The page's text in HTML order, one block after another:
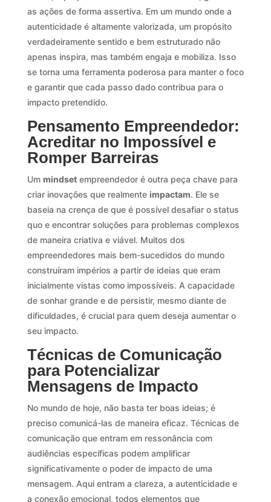
as ações de forma assertiva. Em um mundo onde a
autenticidade é altamente valorizada, um propósito
verdadeiramente sentido e bem estruturado não
apenas inspira, mas também engaja e mobiliza. Isso
se torna uma ferramenta poderosa para manter o foco
e garantir que cada passo dado contribua para o
impacto pretendido.
Pensamento Empreendedor:
Acreditar no Impossível e
Romper Barreiras
Um mindsetempreendedor é outra peça chave para
criar inovações que realmente impactam. Ele se
baseia na crença de que é possível desafiar o status
quo e encontrar soluções para problemas complexos
de maneira criativa e viável. Muitos dos
empreendedores mais bem-sucedidos do mundo
construíram impérios a partir de ideias que eram
inicialmente vistas como impossíveis. A capacidade
de sonhar grande e de persistir, mesmo diante de
dificuldades, é crucial para quem deseja aumentar o
seu impacto.
Técnicas de Comunicação
para Potencializar
Mensagens de Impacto
No mundo de hoje, não basta ter boas ideias; é
preciso comunicá-las de maneira eficaz. Técnicas de
comunicação que entram em ressonância com
audiências específicas podem amplificar
significativamente o poder de impacto de uma
mensagem. Aqui entram a clareza, a autenticidade e
a conexão emocional, todos elementos que